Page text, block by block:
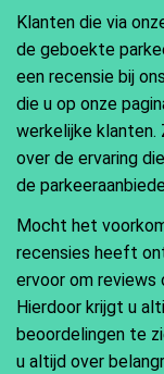
Klanten die via
de geboekte
een recensie bij
die u op onze
werkelijke klanten.
over de ervaring
de
Mocht het
recensies heeft
ervoor om reviews
Hierdoor krijgt u
beoordelingen te
u altijd over